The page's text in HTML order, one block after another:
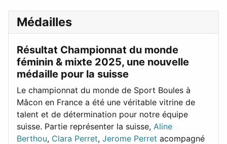
Médailles
Résultat Championnat du monde
féminin & mixte 2025, une nouvelle
médaille pour la suisse
Le championnat du monde de Sport Boules à
Mâcon en France a été une véritable vitrine de
talent et de détermination pour notre équipe
suisse. Partie représenter la suisse, Aline
Berthou, Clara Perret, Jerome Perret acompagné